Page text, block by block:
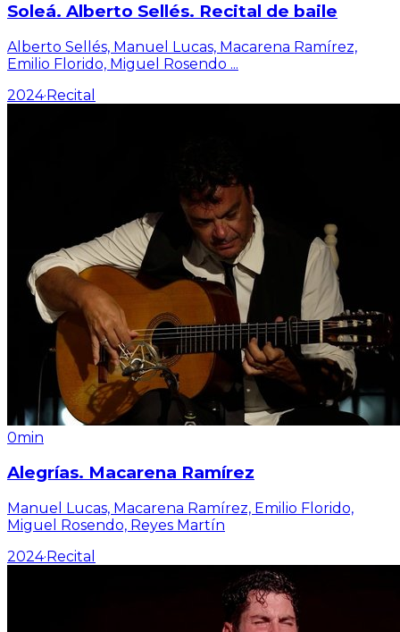
Soleá. Alberto Sellés. Recital de baile
Alberto Sellés, Manuel Lucas, Macarena Ramírez,
Emilio Florido, Miguel Rosendo ...
2024·Recital
0min
Alegrías. Macarena Ramírez
Manuel Lucas, Macarena Ramírez, Emilio Florido,
Miguel Rosendo, Reyes Martín
2024· Recital